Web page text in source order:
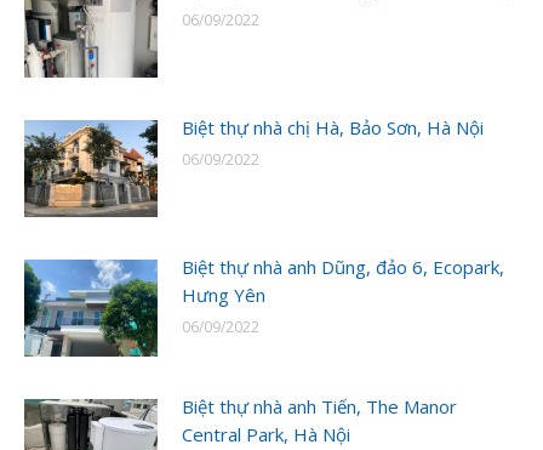
06/09/2022
Biệt thự nhà chị Hà, Bảo Sơn, Hà Nội
06/09/2022
Biệt thự nhà anh Dũng, đảo 6, Ecopark,
Hưng Yên
06/09/2022
Biệt thự nhà anh Tiến, The Manor
Central Park, Hà Nội